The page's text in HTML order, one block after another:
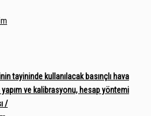
tayininde kullanılacak basınçlı hava
ve kalibrasyonu, hesap yöntemi
/